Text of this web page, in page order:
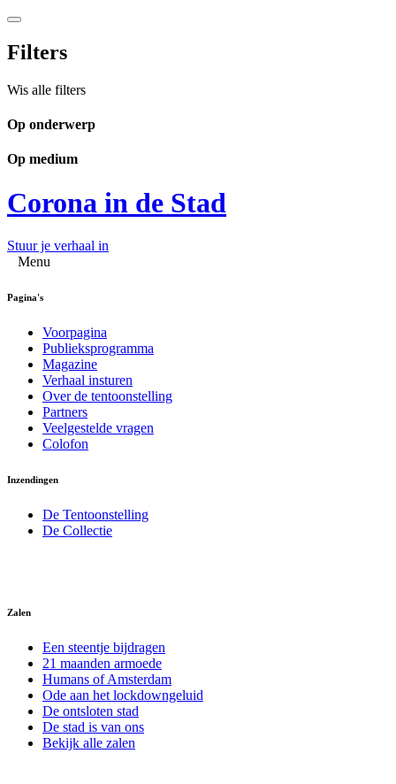
Filters
Wis alle filters
Op onderwerp
Op medium
Corona in de Stad
Stuur je verhaal in
Menu
Pagina's
Voorpagina
Publieksprogramma
Magazine
Verhaal insturen
Over de tentoonstelling
Partners
Veelgestelde vragen
Colofon
Inzendingen
De Tentoonstelling
De Collectie
Zalen
Een steentje bijdragen
21 maanden armoede
Humans of Amsterdam
Ode aan het lockdowngeluid
De ontsloten stad
De stad is van ons
Bekijk alle zalen